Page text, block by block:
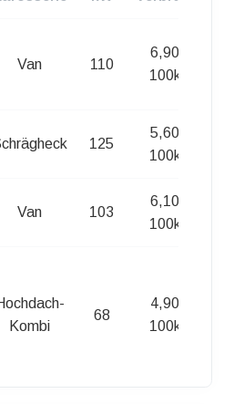
Van 110
6,90 l /
100km
125
5,60 l /
100km
Van 103
6,10 l /
100km
Kombi
68
4,90 l /
100km